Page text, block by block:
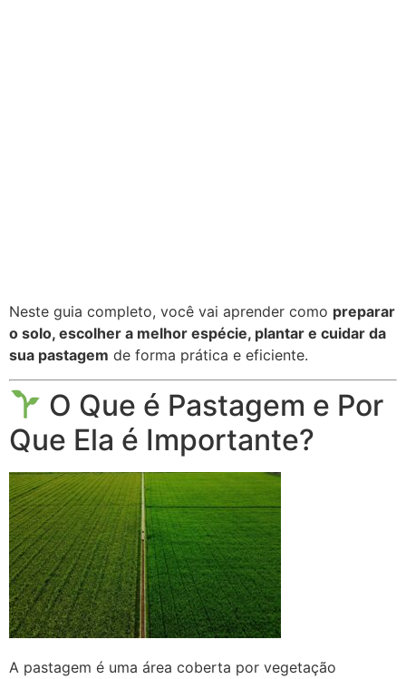
Neste guia completo, você vai aprender como preparar
o solo, escolher a melhor espécie, plantar e cuidar da
sua pastagem de forma prática e eficiente.
O Que é Pastagem e Por
Que Ela é Importante?
A pastagem é uma área coberta por vegetação